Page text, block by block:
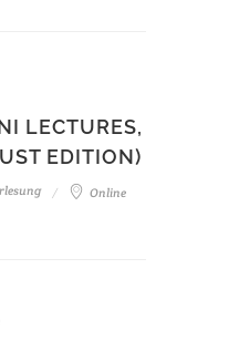
LECTURES,
EDITION)
Online